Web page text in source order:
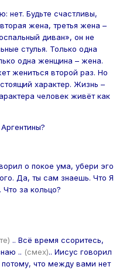
нет. Будьте счастливы,
жена, третья жена –
диван», он не
стулья. Только одна
одна женщина – жена.
жениться второй раз. Но
характер. Жизнь –
человек живёт как
о покое ума, убери эго
Да, ты сам знаешь. Что Я
за кольцо?
.. Всё время ссоритесь,
.. (смех).. Иисус говорил
что между вами нет